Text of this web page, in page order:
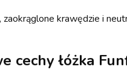
zaokrąglone krawędzie i
cechy łóżka